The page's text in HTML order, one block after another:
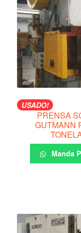
USADO!
PRENSA
GUTMANN
Manda